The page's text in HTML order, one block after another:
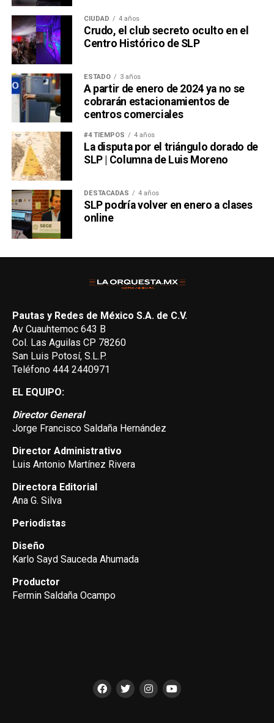
CIUDAD 4 años
Crudo, el club secreto oculto en el
Centro Histórico de SLP
ESTADO 3 años
A partir de enero de 2024 ya no se
cobrarán estacionamientos de
centros comerciales
#4 TIEMPOS 4 años
La disputa por el triángulo dorado de
SLP | Columna de Luis Moreno
DESTACADAS 4 años
SLP podría volver en enero a clases
online
Pautas y Redes de México S.A. de C.V.
Av Cuauhtemoc 643 B
Col. Las Aguilas CP 78260
San Luis Potosí, S.L.P.
Teléfono 444 2440971
EL EQUIPO:
Director General
Jorge Francisco Saldaña Hernández
Director Administrativo
Luis Antonio Martínez Rivera
Directora Editorial
Ana G. Silva
Periodistas
Diseño
Karlo Sayd Sauceda Ahumada
Productor
Fermin Saldaña Ocampo